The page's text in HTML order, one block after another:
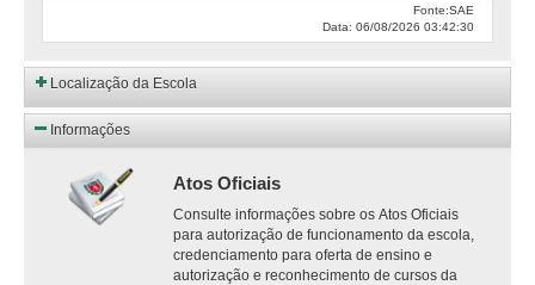
Fonte:SAE
Data: 06/08/2026 03:42:30
Localização da Escola
Informações
Atos Oficiais
Consulte informações sobre os Atos Oficiais
para autorização de funcionamento da escola,
credenciamento para oferta de ensino e
autorização e reconhecimento de cursos da